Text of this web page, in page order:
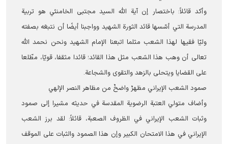
وأكد قائلاً: باختصار إن آية الله السيد مجتبى الخامنئي هو تربیة
المدرسة التي أسّسها قائد الثورة الشهيد وواجبنا أيضًا أن نتبعَه بصفته
وليّا فقيها لهذا الشعب مثلما اتبعنا الإمام الشهید ونحن نحمد الله
تعالى أن وهب هذا الشعب مثل هذا القائد؛ قائدا مثقفا، قويّا، مطّلعا
على القضايا ويتحلى بالزهد والتقوى والشجاعة.
صمود الشعب الإيراني مظهرٌ واضحٌ من مظاهر النصر الإلهي
وأضاف متولي العتبة الرضوية المقدسة في حديثه مشيرا إلى صمود
وثبات الشعب الإيراني في الظروف الصعبة، قائلاً: لقد برز الشعب
الإيراني في هذا الامتحان الكبير وإن هذا الصمود والثبات على الموقف